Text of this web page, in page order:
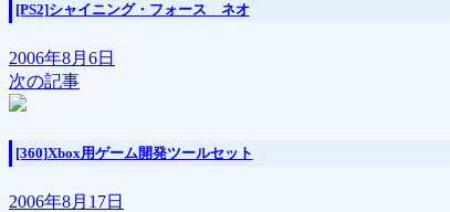
[PS2]シャイニング・フォース ネオ
2006年8月6日
次の記事
[360]Xbox用ゲーム開発ツールセット
2006年8月17日